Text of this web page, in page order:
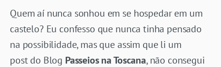
Quem aí nunca sonhou em se hospedar em um
castelo? Eu confesso que nunca tinha pensado
na possibilidade, mas que assim que li um
post do Blog Passeios na Toscana, não consegui